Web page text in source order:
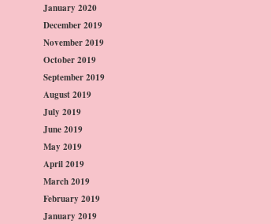
January 2020
December 2019
November 2019
October 2019
September 2019
August 2019
July 2019
June 2019
May 2019
April 2019
March 2019
February 2019
January 2019